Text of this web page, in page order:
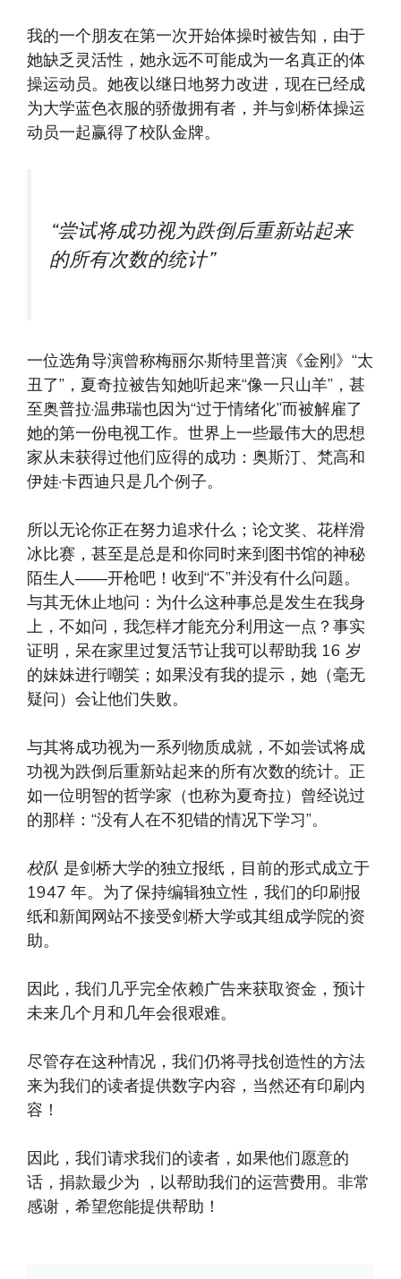
我的一个朋友在第一次开始体操时被告知，由于
她缺乏灵活性，她永远不可能成为一名真正的体
操运动员。她夜以继日地努力改进，现在已经成
为大学蓝色衣服的骄傲拥有者，并与剑桥体操运
动员一起赢得了校队金牌。
“尝试将成功视为跌倒后重新站起来
的所有次数的统计”
一位选角导演曾称梅丽尔·斯特里普演《金刚》“太
丑了”，夏奇拉被告知她听起来“像一只山羊”，甚
至奥普拉·温弗瑞也因为“过于情绪化”而被解雇了
她的第一份电视工作。世界上一些最伟大的思想
家从未获得过他们应得的成功：奥斯汀、梵高和
伊娃·卡西迪只是几个例子。
所以无论你正在努力追求什么；论文奖、花样滑
冰比赛，甚至是总是和你同时来到图书馆的神秘
陌生人——开枪吧！收到“不”并没有什么问题。
与其无休止地问：为什么这种事总是发生在我身
上，不如问，我怎样才能充分利用这一点？事实
证明，呆在家里过复活节让我可以帮助我 16 岁
的妹妹进行嘲笑；如果没有我的提示，她（毫无
疑问）会让他们失败。
与其将成功视为一系列物质成就，不如尝试将成
功视为跌倒后重新站起来的所有次数的统计。正
如一位明智的哲学家（也称为夏奇拉）曾经说过
的那样：“没有人在不犯错的情况下学习”。
校队 是剑桥大学的独立报纸，目前的形式成立于
1947 年。为了保持编辑独立性，我们的印刷报
纸和新闻网站不接受剑桥大学或其组成学院的资
助。
因此，我们几乎完全依赖广告来获取资金，预计
未来几个月和几年会很艰难。
尽管存在这种情况，我们仍将寻找创造性的方法
来为我们的读者提供数字内容，当然还有印刷内
容！
因此，我们请求我们的读者，如果他们愿意的
话，捐款最少为 ，以帮助我们的运营费用。非常
感谢，希望您能提供帮助！